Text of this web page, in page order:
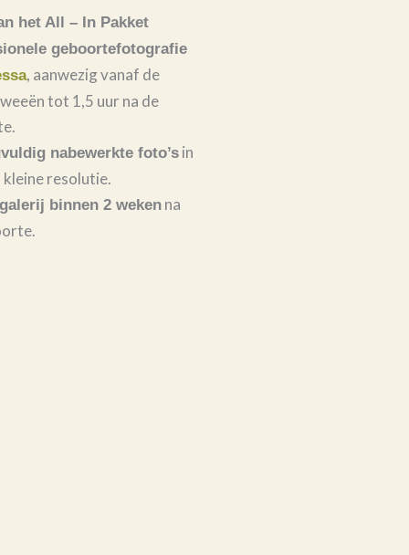
het All – In Pakket
geboortefotografie
, aanwezig vanaf de
tot 1,5 uur na de
nabewerkte foto’sin
kleine resolutie.
binnen 2 wekenna